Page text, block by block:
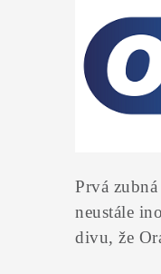
Prvá
neustále
divu, že